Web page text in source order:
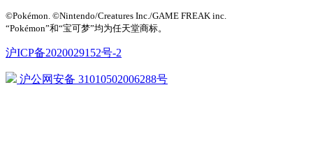
©Pokémon. ©Nintendo/Creatures Inc./GAME FREAK inc.
“Pokémon”和“宝可梦”均为任天堂商标。
沪ICP备2020029152号-2
沪公网安备 31010502006288号